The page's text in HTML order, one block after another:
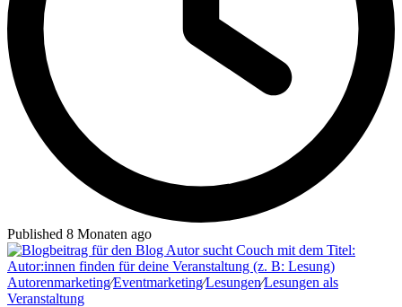
Published 8 Monaten ago
Autorenmarketing∕Eventmarketing∕Lesungen∕Lesungen als
Veranstaltung